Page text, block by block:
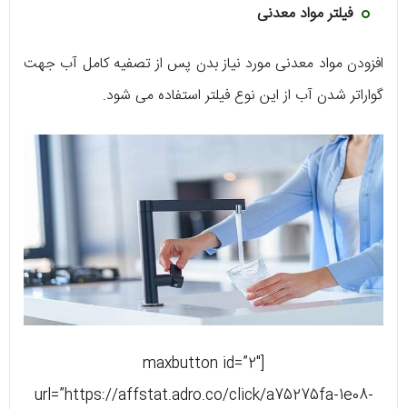
فیلتر مواد معدنی
افزودن مواد معدنی مورد نیاز بدن پس از تصفیه کامل آب جهت
گواراتر شدن آب از این نوع فیلتر استفاده می شود.
[maxbutton id=”2″
url=”https://affstat.adro.co/click/a75275fa-1e08-